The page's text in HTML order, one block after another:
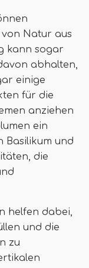
Natur aus
kann sogar
abhalten,
einige
für die
anziehen
ein
Basilikum und
die
helfen dabei,
und die
zu